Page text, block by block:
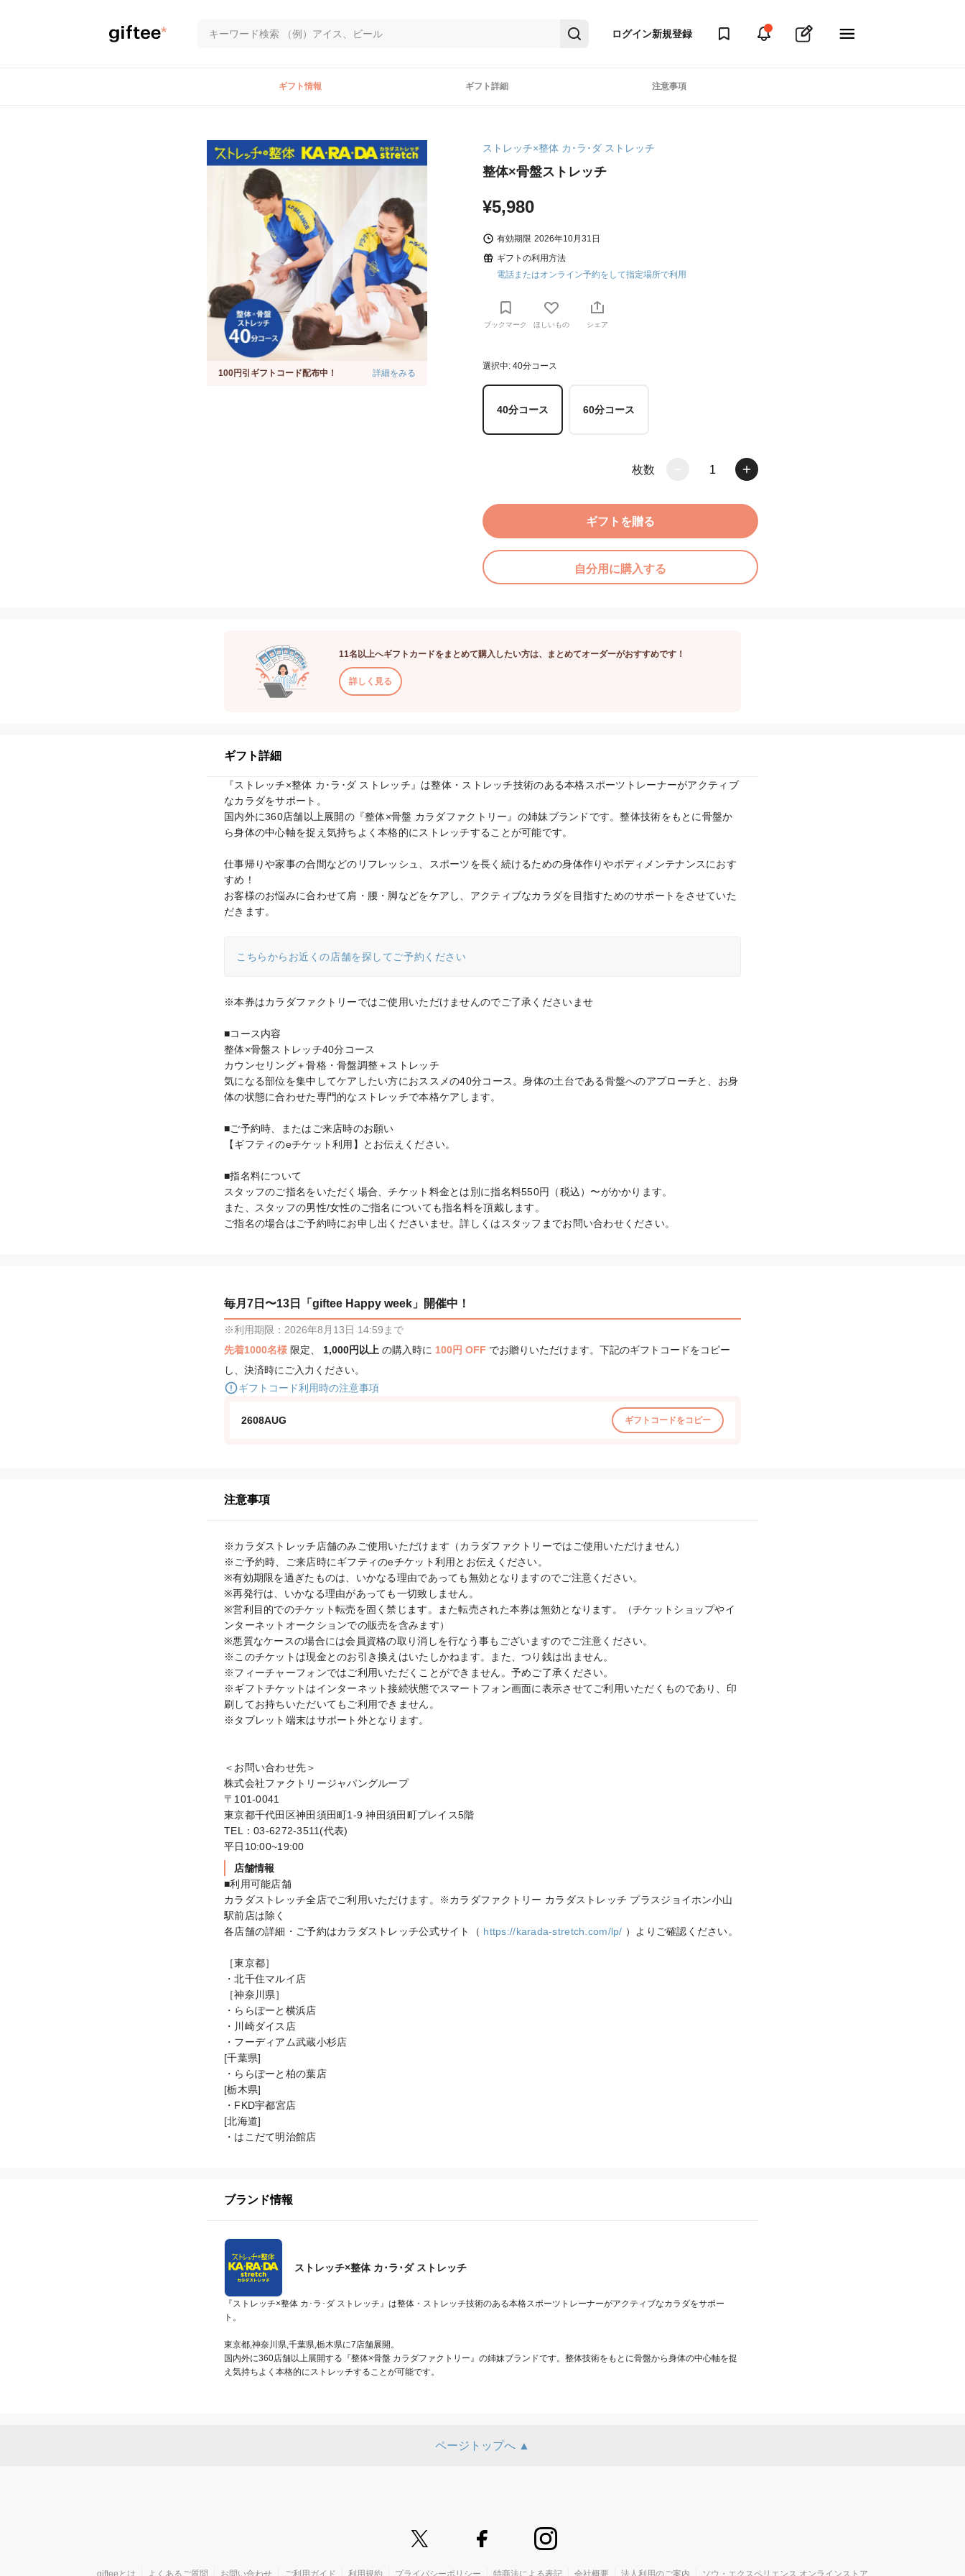
ログイン新規登録
ギフト情報 ギフト詳細 注意事項
100円引ギフトコード配布中！ 詳細をみる
ストレッチ×整体 カ･ラ･ダ ストレッチ
整体×骨盤ストレッチ
¥5,980
有効期限 2026年10月31日
ギフトの利用方法
電話またはオンライン予約をして指定場所で利用
ブックマーク ほしいもの シェア
選択中: 40分コース
40分コース 60分コース
枚数 1
ギフトを贈る
自分用に購入する
11名以上へギフトカードをまとめて購入したい方は、まとめてオーダーがおすすめです！
詳しく見る
ギフト詳細
『ストレッチ×整体 カ･ラ･ダ ストレッチ』は整体・ストレッチ技術のある本格スポーツトレーナーがアクティブ
なカラダをサポート。
国内外に360店舗以上展開の『整体×骨盤 カラダファクトリー』の姉妹ブランドです。整体技術をもとに骨盤か
ら身体の中心軸を捉え気持ちよく本格的にストレッチすることが可能です。
仕事帰りや家事の合間などのリフレッシュ、スポーツを長く続けるための身体作りやボディメンテナンスにおす
すめ！
お客様のお悩みに合わせて肩・腰・脚などをケアし、アクティブなカラダを目指すためのサポートをさせていた
だきます。
こちらからお近くの店舗を探してご予約ください
※本券はカラダファクトリーではご使用いただけませんのでご了承くださいませ
■コース内容
整体×骨盤ストレッチ40分コース
カウンセリング＋骨格・骨盤調整＋ストレッチ
気になる部位を集中してケアしたい方におススメの40分コース。身体の土台である骨盤へのアプローチと、お身
体の状態に合わせた専門的なストレッチで本格ケアします。
■ご予約時、またはご来店時のお願い
【ギフティのeチケット利用】とお伝えください。
■指名料について
スタッフのご指名をいただく場合、チケット料金とは別に指名料550円（税込）〜がかかります。
また、スタッフの男性/女性のご指名についても指名料を頂戴します。
ご指名の場合はご予約時にお申し出くださいませ。詳しくはスタッフまでお問い合わせください。
毎月7日〜13日「giftee Happy week」開催中！
※利用期限：2026年8月13日 14:59まで
先着1000名様 限定、 1,000円以上 の購入時に 100円 OFF でお贈りいただけます。下記のギフトコードをコピー
し、決済時にご入力ください。
ギフトコード利用時の注意事項
2608AUG ギフトコードをコピー
注意事項
※カラダストレッチ店舗のみご使用いただけます（カラダファクトリーではご使用いただけません）
※ご予約時、ご来店時にギフティのeチケット利用とお伝えください。
※有効期限を過ぎたものは、いかなる理由であっても無効となりますのでご注意ください。
※再発行は、いかなる理由があっても一切致しません。
※営利目的でのチケット転売を固く禁じます。また転売された本券は無効となります。（チケットショップやイ
ンターネットオークションでの販売を含みます）
※悪質なケースの場合には会員資格の取り消しを行なう事もございますのでご注意ください。
※このチケットは現金とのお引き換えはいたしかねます。また、つり銭は出ません。
※フィーチャーフォンではご利用いただくことができません。予めご了承ください。
※ギフトチケットはインターネット接続状態でスマートフォン画面に表示させてご利用いただくものであり、印
刷してお持ちいただいてもご利用できません。
※タブレット端末はサポート外となります。
＜お問い合わせ先＞
株式会社ファクトリージャパングループ
〒101-0041
東京都千代田区神田須田町1-9 神田須田町プレイス5階
TEL：03-6272‐3511(代表)
平日10:00~19:00
店舗情報
■利用可能店舗
カラダストレッチ全店でご利用いただけます。※カラダファクトリー カラダストレッチ プラスジョイホン小山
駅前店は除く
各店舗の詳細・ご予約はカラダストレッチ公式サイト（ https://karada-stretch.com/lp/ ）よりご確認ください。
［東京都］
・北千住マルイ店
［神奈川県］
・ららぽーと横浜店
・川崎ダイス店
・フーディアム武蔵小杉店
[千葉県]
・ららぽーと柏の葉店
[栃木県]
・FKD宇都宮店
[北海道]
・はこだて明治館店
ブランド情報
ストレッチ×整体 カ･ラ･ダ ストレッチ
『ストレッチ×整体 カ･ラ･ダ ストレッチ』は整体・ストレッチ技術のある本格スポーツトレーナーがアクティブなカラダをサポー
ト。
東京都,神奈川県,千葉県,栃木県に7店舗展開。
国内外に360店舗以上展開する『整体×骨盤 カラダファクトリー』の姉妹ブランドです。整体技術をもとに骨盤から身体の中心軸を捉
え気持ちよく本格的にストレッチすることが可能です。
ページトップへ ▲
gifteeとは よくあるご質問 お問い合わせ ご利用ガイド 利用規約 プライバシーポリシー 特商法による表記 会社概要 法人利用のご案内 ソウ・エクスペリエンス オンラインストア